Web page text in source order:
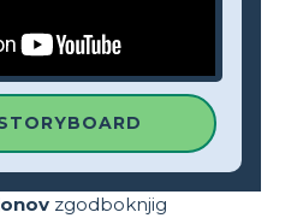
zgodboknjig